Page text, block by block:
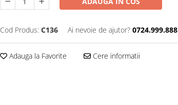
Cod Produs: C136 Ai nevoie de ajutor? 0724.999.888
Adauga la Favorite Cere informatii